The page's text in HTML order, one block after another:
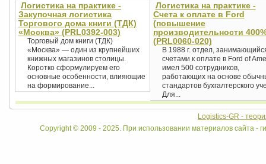
Логистика на практике -
Закупочная логистика
Торгового дома книги (ТДК)
«Москва» (PRL0392-003)
Торговый дом книги (ТДК)
«Москва» — один из крупнейших
книжных магазинов столицы.
Коротко сформулируем его
основные особенности, влияющие
на формирование...
Логистика на практике -
Счета к оплате в Ford
(повышение
производительности
(PRL0060-020)
В 1988 г. отдел,
счетами к оплате в Ford of
имел 500 сотрудников,
работающих на основе
стандартов бухгалтерского
Для...
Logistics-GR -
Copyright © 2009 - 2025. При использовании материалов сайта -